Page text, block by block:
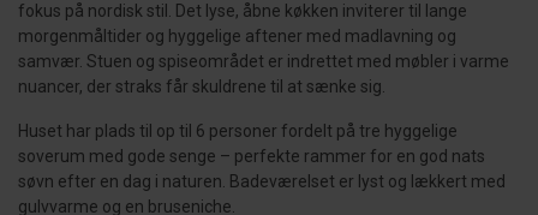
fokus på nordisk stil. Det lyse, åbne køkken inviterer til lange
morgenmåltider og hyggelige aftener med madlavning og
samvær. Stuen og spiseområdet er indrettet med møbler i varme
nuancer, der straks får skuldrene til at sænke sig.
Huset har plads til op til 6 personer fordelt på tre hyggelige
soverum med gode senge – perfekte rammer for en god nats
søvn efter en dag i naturen. Badeværelset er lyst og lækkert med
gulvvarme og en bruseniche.